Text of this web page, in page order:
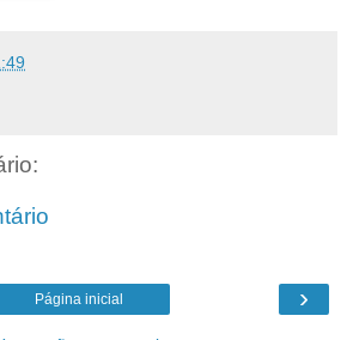
›
Página inicial